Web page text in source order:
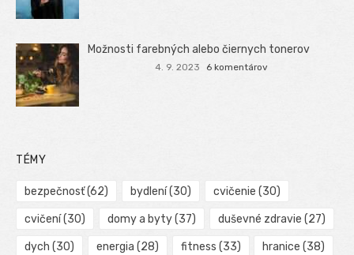
Možnosti farebných alebo čiernych tonerov
4. 9. 2023 6 komentárov
TÉMY
bezpečnosť(62) bydlení(30) cvičenie (30)
cvičení(30) domy a byty(37) duševné zdravie (27)
dych (30) energia (28) fitness (33) hranice (38)